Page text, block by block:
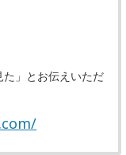
」とお伝えいただ